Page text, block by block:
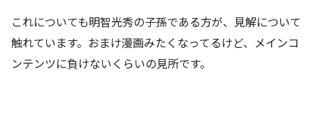
これについても明智光秀の子孫である方が、見解について
触れています。おまけ漫画みたくなってるけど、メインコ
ンテンツに負けないくらいの見所です。